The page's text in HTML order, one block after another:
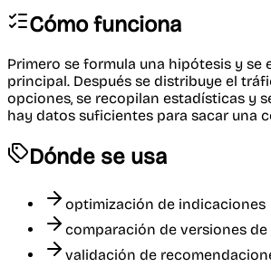
Cómo funciona
Primero se formula una hipótesis y se
principal. Después se distribuye el
opciones, se recopilan estadísticas y
hay datos suficientes para sacar una
Dónde se usa
optimización de indicaciones
comparación de versiones
validación de